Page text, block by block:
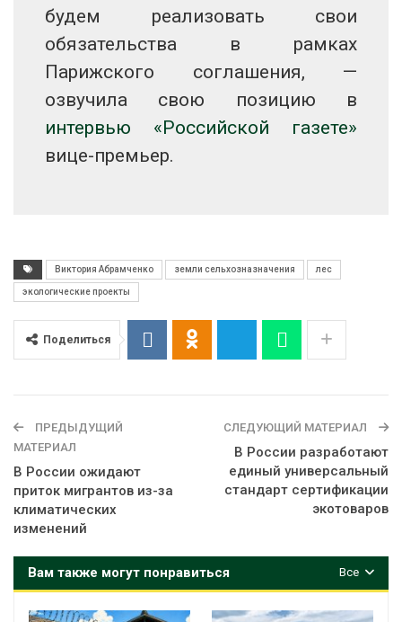
будем реализовать свои
обязательства в рамках
Парижского соглашения, —
озвучила свою позицию в
интервью «Российской газете»
вице-премьер.
Виктория Абрамченко земли сельхозназначения лес
экологические проекты
Поделиться
ПРЕДЫДУЩИЙ
МАТЕРИАЛ
В России ожидают
приток мигрантов из-за
климатических
изменений
СЛЕДУЮЩИЙ МАТЕРИАЛ
В России разработают
единый универсальный
стандарт сертификации
экотоваров
Все
Вам также могут понравиться